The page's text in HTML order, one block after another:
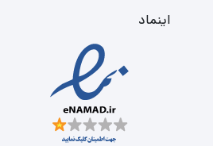
اینماد